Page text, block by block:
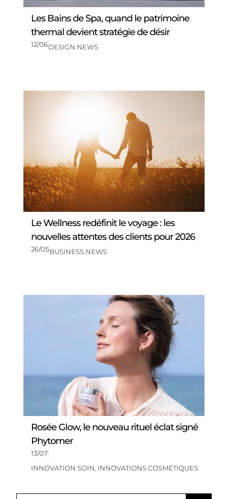
Les Bains de Spa, quand le patrimoine
thermal devient stratégie de désir
12/06DESIGN NEWS
Le Wellness redéfinit le voyage : les
nouvelles attentes des clients pour 2026
26/05BUSINESS NEWS
Rosée Glow, le nouveau rituel éclat signé
Phytomer
13/07
INNOVATION SOIN INNOVATIONS COSMÉTIQUES